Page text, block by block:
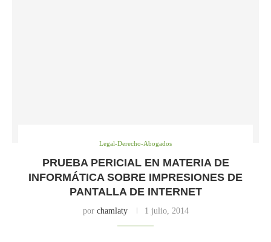
Legal-Derecho-Abogados
PRUEBA PERICIAL EN MATERIA DE
INFORMÁTICA SOBRE IMPRESIONES DE
PANTALLA DE INTERNET
por chamlaty 1 julio, 2014